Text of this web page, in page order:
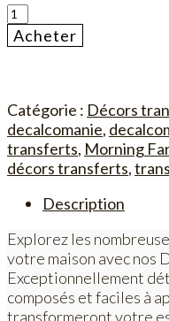
quantité
de
Morning
Acheter
Catégorie : Décors
decalcomanie,
transferts, Morning
décors transferts,
Description
Explorez les
votre maison avec nos
Exceptionnellement
composés et faciles à
transformeront votre